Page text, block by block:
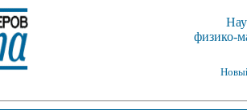
физико-